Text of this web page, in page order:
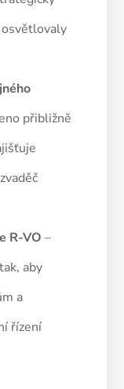
přibližně
R-VO –
aby
a
řízení